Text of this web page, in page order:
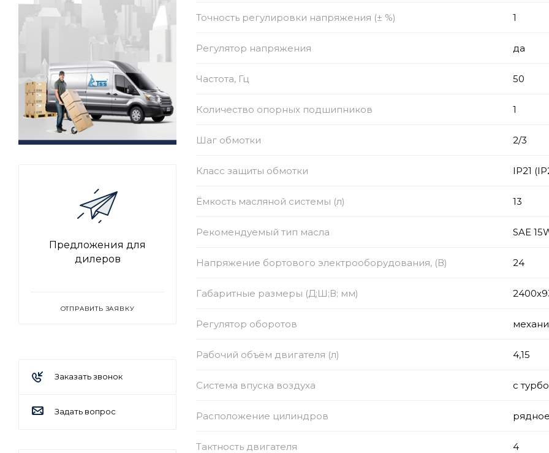
Точность регулировки напряжения (± %) 1
Регулятор напряжения да
Частота, Гц 50
Количество опорных подшипников 1
Шаг обмотки 2/3
Класс защиты обмотки IP21
Ёмкость масляной системы (л) 13
Рекомендуемый тип масла SAE
Напряжение бортового электрооборудования, (В) 24
Габаритные размеры (Д;Ш;В; мм)
Регулятор оборотов
Рабочий объём двигателя (л) 4,15
Система впуска воздуха с
Расположение цилиндров рядное
Тактность двигателя 4
Предложения для
дилеров
ОТПРАВИТЬ ЗАЯВКУ
Заказать звонок
Задать вопрос